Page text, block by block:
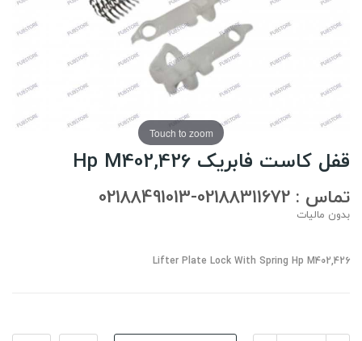
Touch to zoom
قفل کاست فابریک Hp M402,426
تماس : 02188311672-02188491013
بدون مالیات
Lifter Plate Lock With Spring Hp M402,426